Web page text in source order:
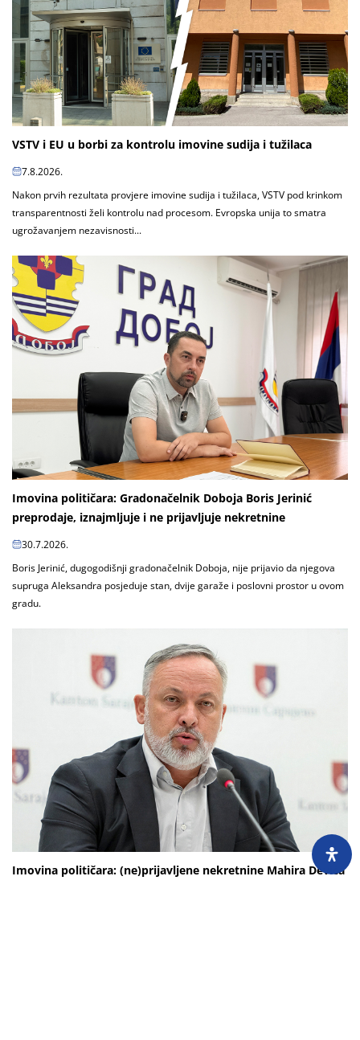
VSTV i EU u borbi za kontrolu imovine sudija i tužilaca
7.8.2026.
Nakon prvih rezultata provjere imovine sudija i tužilaca, VSTV pod krinkom
transparentnosti želi kontrolu nad procesom. Evropska unija to smatra
ugrožavanjem nezavisnosti...
Imovina političara: Gradonačelnik Doboja Boris Jerinić
preprodaje, iznajmljuje i ne prijavljuje nekretnine
30.7.2026.
Boris Jerinić, dugogodišnji gradonačelnik Doboja, nije prijavio da njegova
supruga Aleksandra posjeduje stan, dvije garaže i poslovni prostor u ovom
gradu.
Imovina političara: (ne)prijavljene nekretnine Mahira Devića